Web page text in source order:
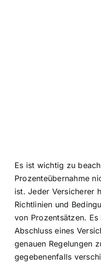
Es ist wichtig zu
Prozenteübernahme
ist. Jeder Versicherer
Richtlinien und
von Prozentsätzen.
Abschluss eines
genauen Regelungen
gegebenenfalls